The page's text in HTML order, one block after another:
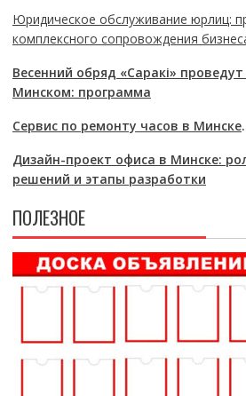
Юридическое обслуживание юрлиц:
комплексного сопровождения
Весенний обряд «Саракі»
Минском: программа
Сервис по ремонту часов в Минске.
Дизайн-проект офиса в Минске:
решений и этапы разработки
ПОЛЕЗНОЕ